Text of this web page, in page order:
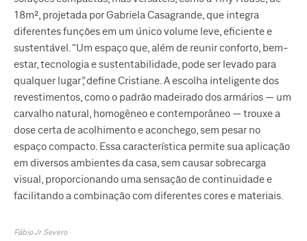
18m², projetada por Gabriela Casagrande, que integra
diferentes funções em um único volume leve, eficiente e
sustentável. “Um espaço que, além de reunir conforto, bem-
estar, tecnologia e sustentabilidade, pode ser levado para
qualquer lugar”, define Cristiane. A escolha inteligente dos
revestimentos, como o padrão madeirado dos armários — um
carvalho natural, homogêneo e contemporâneo — trouxe a
dose certa de acolhimento e aconchego, sem pesar no
espaço compacto. Essa característica permite sua aplicação
em diversos ambientes da casa, sem causar sobrecarga
visual, proporcionando uma sensação de continuidade e
facilitando a combinação com diferentes cores e materiais.
Fábio Jr Severo